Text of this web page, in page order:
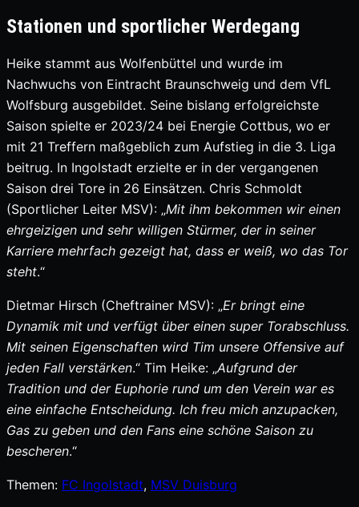
Stationen und sportlicher Werdegang
Heike stammt aus Wolfenbüttel und wurde im
Nachwuchs von Eintracht Braunschweig und dem VfL
Wolfsburg ausgebildet. Seine bislang erfolgreichste
Saison spielte er 2023/24 bei Energie Cottbus, wo er
mit 21 Treffern maßgeblich zum Aufstieg in die 3. Liga
beitrug. In Ingolstadt erzielte er in der vergangenen
Saison drei Tore in 26 Einsätzen. Chris Schmoldt
(Sportlicher Leiter MSV): „Mit ihm bekommen wir einen
ehrgeizigen und sehr willigen Stürmer, der in seiner
Karriere mehrfach gezeigt hat, dass er weiß, wo das Tor
steht.“
Dietmar Hirsch (Cheftrainer MSV): „Er bringt eine
Dynamik mit und verfügt über einen super Torabschluss.
Mit seinen Eigenschaften wird Tim unsere Offensive auf
jeden Fall verstärken.“ Tim Heike: „Aufgrund der
Tradition und der Euphorie rund um den Verein war es
eine einfache Entscheidung. Ich freu mich anzupacken,
Gas zu geben und den Fans eine schöne Saison zu
bescheren.“
Themen: FC Ingolstadt, MSV Duisburg